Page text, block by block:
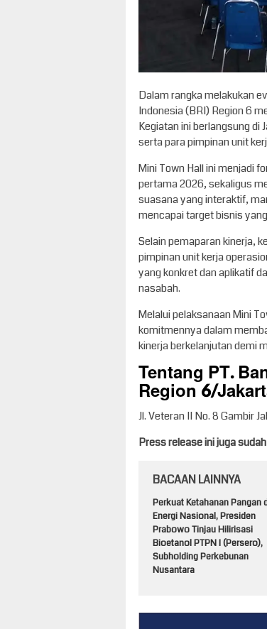
Dalam rangka melakukan
Indonesia (BRI) Region 6
Kegiatan ini berlangsung di
serta para pimpinan unit
Mini Town Hall ini menjadi
pertama 2026, sekaligus
suasana yang interaktif,
mencapai target bisnis
Selain pemaparan kinerja,
pimpinan unit kerja
yang konkret dan aplikatif
nasabah.
Melalui pelaksanaan Mini
komitmennya dalam
kinerja berkelanjutan demi
Tentang PT.
Region 6/
Jl. Veteran II No. 8 Gambir
Press release ini juga
BACAAN LAINNYA
Perkuat Ketahanan Pangan
Energi Nasional, Presiden
Prabowo Tinjau Hilirisasi
Bioetanol PTPN I (Persero),
Subholding Perkebunan
Nusantara